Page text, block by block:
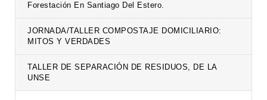
Forestación En Santiago Del Estero.
JORNADA/TALLER COMPOSTAJE DOMICILIARIO:
MITOS Y VERDADES
TALLER DE SEPARACIÓN DE RESIDUOS, DE LA
UNSE